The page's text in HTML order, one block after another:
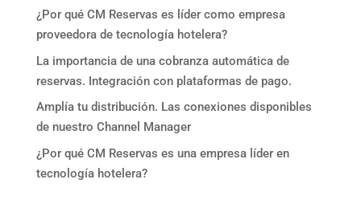
¿Por qué CM Reservas es líder como empresa
proveedora de tecnología hotelera?
La importancia de una cobranza automática de
reservas. Integración con plataformas de pago.
Amplía tu distribución. Las conexiones disponibles
de nuestro Channel Manager
¿Por qué CM Reservas es una empresa líder en
tecnología hotelera?